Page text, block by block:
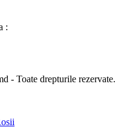
:
- Toate drepturile rezervate.